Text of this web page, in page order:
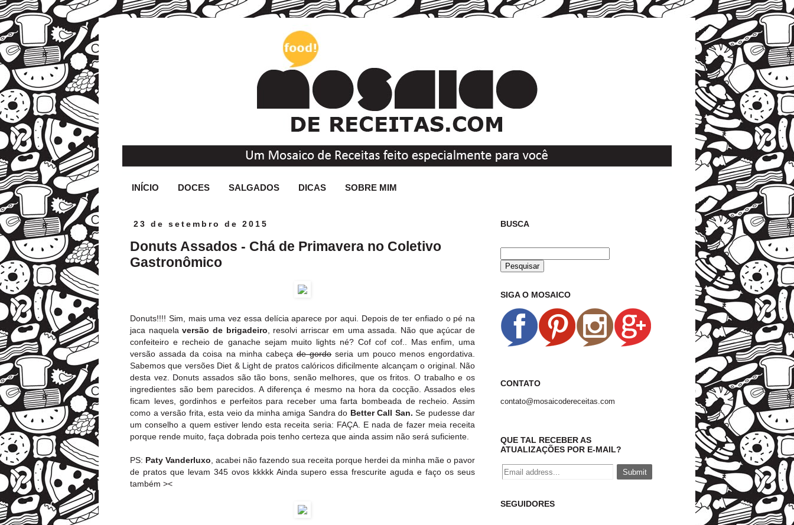
INÍCIO DOCES SALGADOS DICAS SOBRE MIM
23 de setembro de 2015
Donuts Assados - Chá de Primavera no Coletivo
Gastronômico
Donuts!!!! Sim, mais uma vez essa delícia aparece por aqui. Depois de ter enfiado o pé na
jaca naquela versão de brigadeiro , resolvi arriscar em uma assada. Não que açúcar de
confeiteiro e recheio de ganache sejam muito lights né? Cof cof cof.. Mas enfim, uma
versão assada da coisa na minha cabeçade gordoseria um pouco menos engordativa.
Sabemos que versões Diet & Light de pratos calóricos dificilmente alcançam o original. Não
desta vez. Donuts assados são tão bons, senão melhores, que os fritos. O trabalho e os
ingredientes são bem parecidos. A diferença é mesmo na hora da cocção. Assados eles
ficam leves, gordinhos e perfeitos para receber uma farta bombeada de recheio. Assim
como a versão frita, esta veio da minha amiga Sandra do Better Call San. Se pudesse dar
um conselho a quem estiver lendo esta receita seria: FAÇA. E nada de fazer meia receita
porque rende muito, faça dobrada pois tenho certeza que ainda assim não será suficiente.
PS: Paty Vanderluxo , acabei não fazendo sua receita porque herdei da minha mãe o pavor
de pratos que levam 345 ovos kkkkk Ainda supero essa frescurite aguda e faço os seus
também ><
BUSCA
SIGA O MOSAICO
CONTATO
contato@mosaicodereceitas.com
QUE TAL RECEBER AS
ATUALIZAÇÕES POR E-MAIL?
SEGUIDORES